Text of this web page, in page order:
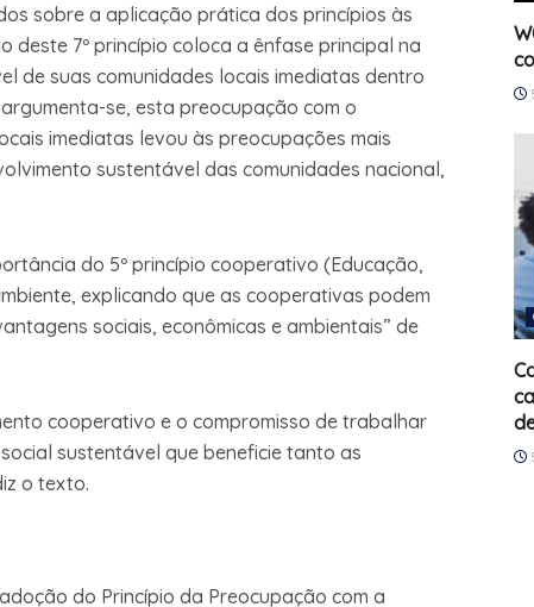
sobre a aplicação prática dos princípios às
7º princípio coloca a ênfase principal na
de suas comunidades locais imediatas dentro
se, esta preocupação com o
imediatas levou às preocupações mais
sustentável das comunidades nacional,
do 5º princípio cooperativo (Educação,
explicando que as cooperativas podem
sociais, econômicas e ambientais” de
cooperativo e o compromisso de trabalhar
sustentável que beneficie tanto as
o texto.
do Princípio da Preocupação com a